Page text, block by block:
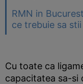
RMN in
ce trebuie sa
Cu toate ca
capacitatea sa-si